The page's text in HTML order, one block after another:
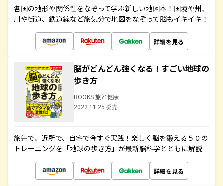
各国の地形や関係性をなぞって学ぶ新しい地図本！国境や州、
川や街道、鉄道線など旅気分で地図をなぞって脳もイキイキ！
詳細を見る
脳がどんどん強くなる！すごい地球の
歩き方
BOOKS 旅と健康
2022.11.25 発売
旅先で、近所で、自宅で今すぐ実践！楽しく脳を鍛える５０の
トレーニングを「地球の歩き方」が最新脳科学とともに解説
詳細を見る